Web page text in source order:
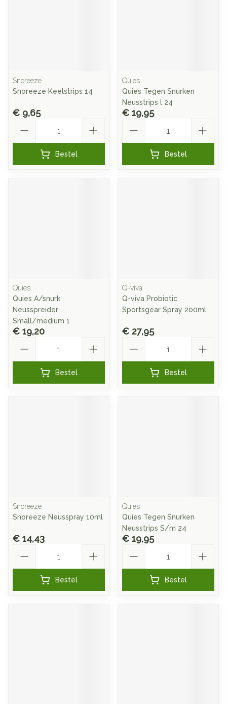
Snoreeze
Snoreeze Keelstrips 14
€ 9,65
Bestel
Quies
Quies Tegen Snurken
Neusstrips l 24
€ 19,95
Bestel
Quies
Quies A/snurk
Neusspreider
Small/medium 1
€ 19,20
Bestel
Q-viva
Q-viva Probiotic
Sportsgear Spray 200ml
€ 27,95
Bestel
Snoreeze
Snoreeze Neusspray 10ml
€ 14,43
Bestel
Quies
Quies Tegen Snurken
Neusstrips S/m 24
€ 19,95
Bestel